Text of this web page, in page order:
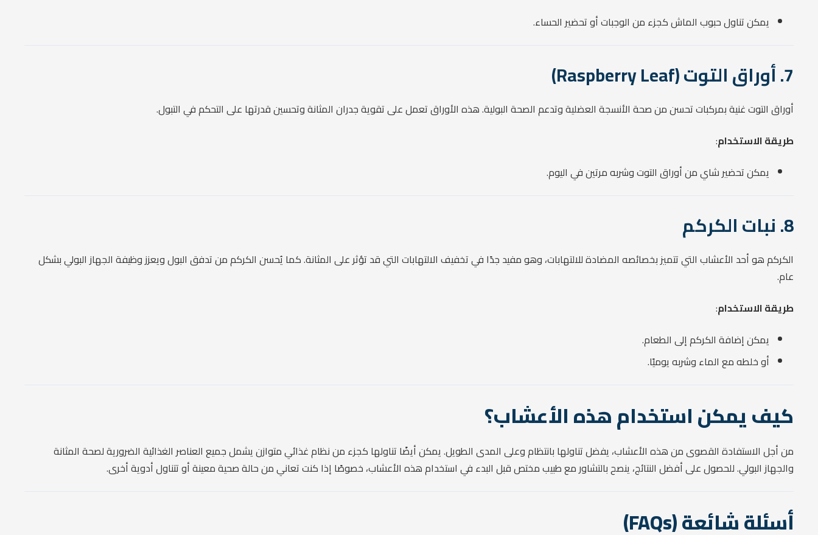
يمكن تناول حبوب الماش كجزء من الوجبات أو تحضير الحساء.
7. أوراق التوت (Raspberry Leaf)
أوراق التوت غنية بمركبات تحسن من صحة الأنسجة العضلية وتدعم الصحة البولية. هذه الأوراق تعمل على تقوية جدران المثانة وتحسين قدرتها على التحكم في التبول.
طريقة الاستخدام:
يمكن تحضير شاي من أوراق التوت وشربه مرتين في اليوم.
8. نبات الكركم
الكركم هو أحد الأعشاب التي تتميز بخصائصه المضادة للالتهابات، وهو مفيد جدًا في تخفيف الالتهابات التي قد تؤثر على المثانة. كما يُحسن الكركم من تدفق البول ويعزز وظيفة الجهاز البولي بشكل
عام.
طريقة الاستخدام:
يمكن إضافة الكركم إلى الطعام.
أو خلطه مع الماء وشربه يوميًا.
كيف يمكن استخدام هذه الأعشاب؟
من أجل الاستفادة القصوى من هذه الأعشاب، يفضل تناولها بانتظام وعلى المدى الطويل. يمكن أيضًا تناولها كجزء من نظام غذائي متوازن يشمل جميع العناصر الغذائية الضرورية لصحة المثانة
والجهاز البولي. للحصول على أفضل النتائج، ينصح بالتشاور مع طبيب مختص قبل البدء في استخدام هذه الأعشاب، خصوصًا إذا كنت تعاني من حالة صحية معينة أو تتناول أدوية أخرى.
أسئلة شائعة (FAQs)